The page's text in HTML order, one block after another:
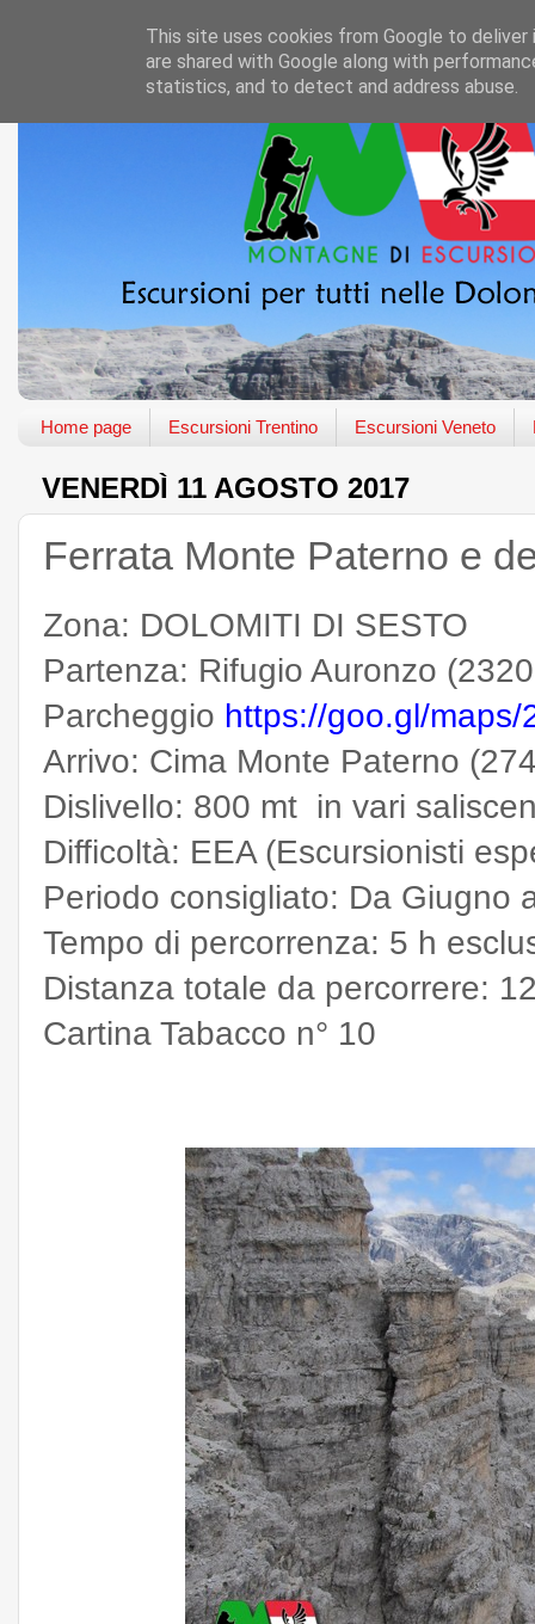
Home page Escursioni Trentino Escursioni Veneto
VENERDÌ 11 AGOSTO 2017
Ferrata Monte Paterno e
Zona: DOLOMITI DI SESTO
Partenza: Rifugio Auronzo
Parcheggio https://goo.gl/maps/
Arrivo: Cima Monte Paterno
Dislivello: 800 mt in vari
Difficoltà: EEA (Escursionisti
Periodo consigliato: Da Giugno
Tempo di percorrenza: 5 h
Distanza totale da percorrere:
Cartina Tabacco n° 10
This site uses cookies from Google to
are shared with Google along with
statistics, and to detect and address abuse.